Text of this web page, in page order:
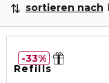
sortieren nach
Refills
33%